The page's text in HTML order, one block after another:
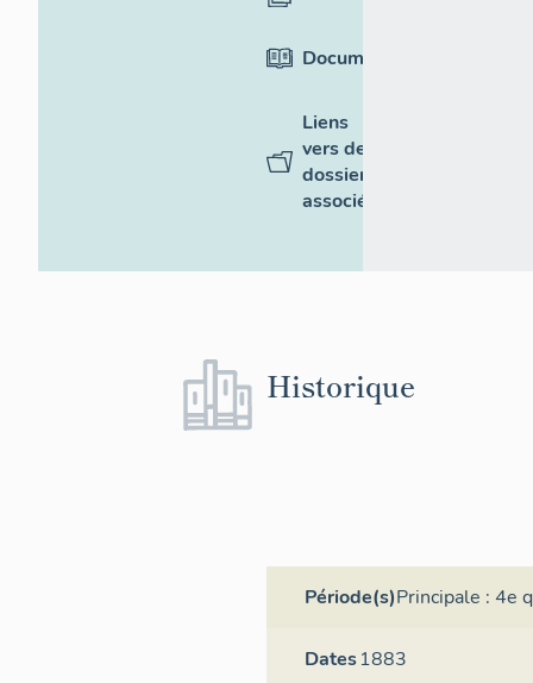
Documentation
Liens
vers des
dossiers
associés
Historique
Période(s)Principale : 4e
Dates1883